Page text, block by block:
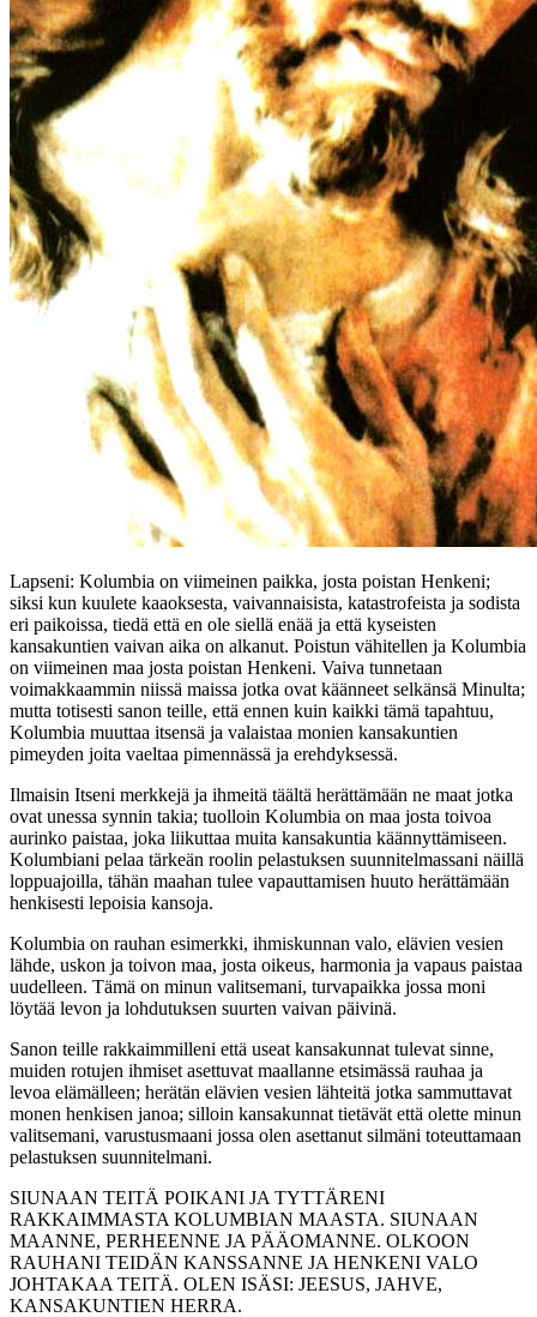
Lapseni: Kolumbia on viimeinen paikka, josta poistan Henkeni;
siksi kun kuulete kaaoksesta, vaivannaisista, katastrofeista ja sodista
eri paikoissa, tiedä että en ole siellä enää ja että kyseisten
kansakuntien vaivan aika on alkanut. Poistun vähitellen ja Kolumbia
on viimeinen maa josta poistan Henkeni. Vaiva tunnetaan
voimakkaammin niissä maissa jotka ovat käänneet selkänsä Minulta;
mutta totisesti sanon teille, että ennen kuin kaikki tämä tapahtuu,
Kolumbia muuttaa itsensä ja valaistaa monien kansakuntien
pimeyden joita vaeltaa pimennässä ja erehdyksessä.
Ilmaisin Itseni merkkejä ja ihmeitä täältä herättämään ne maat jotka
ovat unessa synnin takia; tuolloin Kolumbia on maa josta toivoa
aurinko paistaa, joka liikuttaa muita kansakuntia käännyttämiseen.
Kolumbiani pelaa tärkeän roolin pelastuksen suunnitelmassani näillä
loppuajoilla, tähän maahan tulee vapauttamisen huuto herättämään
henkisesti lepoisia kansoja.
Kolumbia on rauhan esimerkki, ihmiskunnan valo, elävien vesien
lähde, uskon ja toivon maa, josta oikeus, harmonia ja vapaus paistaa
uudelleen. Tämä on minun valitsemani, turvapaikka jossa moni
löytää levon ja lohdutuksen suurten vaivan päivinä.
Sanon teille rakkaimmilleni että useat kansakunnat tulevat sinne,
muiden rotujen ihmiset asettuvat maallanne etsimässä rauhaa ja
levoa elämälleen; herätän elävien vesien lähteitä jotka sammuttavat
monen henkisen janoa; silloin kansakunnat tietävät että olette minun
valitsemani, varustusmaani jossa olen asettanut silmäni toteuttamaan
pelastuksen suunnitelmani.
SIUNAAN TEITÄ POIKANI JA TYTTÄRENI
RAKKAIMMASTA KOLUMBIAN MAASTA. SIUNAAN
MAANNE, PERHEENNE JA PÄÄOMANNE. OLKOON
RAUHANI TEIDÄN KANSSANNE JA HENKENI VALO
JOHTAKAA TEITÄ. OLEN ISÄSI: JEESUS, JAHVE,
KANSAKUNTIEN HERRA.